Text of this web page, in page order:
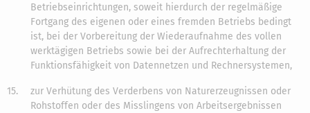
Betriebseinrichtungen, soweit hierdurch der regelmäßige
Fortgang des eigenen oder eines fremden Betriebs bedingt
ist, bei der Vorbereitung der Wiederaufnahme des vollen
werktägigen Betriebs sowie bei der Aufrechterhaltung der
Funktionsfähigkeit von Datennetzen und Rechnersystemen,
15.
zur Verhütung des Verderbens von Naturerzeugnissen oder
Rohstoffen oder des Misslingens von Arbeitsergebnissen